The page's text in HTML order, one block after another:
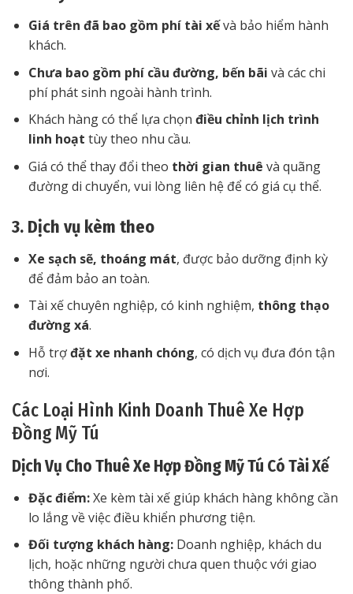
Giá trên đã bao gồm phí tài xếvà bảo hiểm hành
khách.
Chưa bao gồm phí cầu đường, bến bãi và các chi
phí phát sinh ngoài hành trình.
Khách hàng có thể lựa chọn điều chỉnh lịch trình
linh hoạt tùy theo nhu cầu.
Giá có thể thay đổi theo thời gian thuê và quãng
đường di chuyển, vui lòng liên hệ để có giá cụ thể.
3. Dịch vụ kèm theo
Xe sạch sẽ, thoáng mát, được bảo dưỡng định kỳ
để đảm bảo an toàn.
Tài xế chuyên nghiệp, có kinh nghiệm, thông thạo
đường xá.
Hỗ trợđặt xe nhanh chóng, có dịch vụ đưa đón tận
nơi.
Các Loại Hình Kinh Doanh Thuê Xe Hợp
Đồng Mỹ Tú
Dịch Vụ Cho Thuê Xe Hợp Đồng Mỹ Tú Có Tài Xế
Đặc điểm:Xe kèm tài xế giúp khách hàng không cần
lo lắng về việc điều khiển phương tiện.
Đối tượng khách hàng:Doanh nghiệp, khách du
lịch, hoặc những người chưa quen thuộc với giao
thông thành phố.